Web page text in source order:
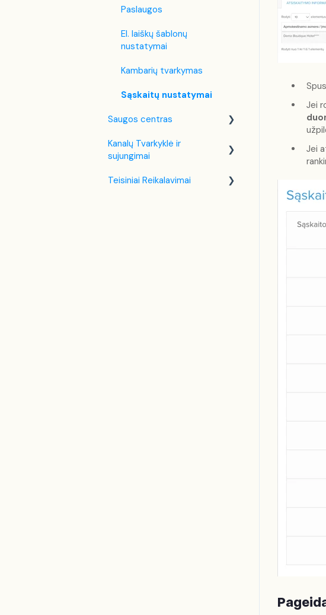
Jei
Jei
Paslaugos
El. laiškų šablonų
nustatymai
Kambarių tvarkymas
Sąskaitų nustatymai
Saugos centras
Dviejų Faktorių
Autentifikavimas (2FA)
Kanalų Tvarkyklė ir
sujungimai
Booking.com
Teisiniai Reikalavimai